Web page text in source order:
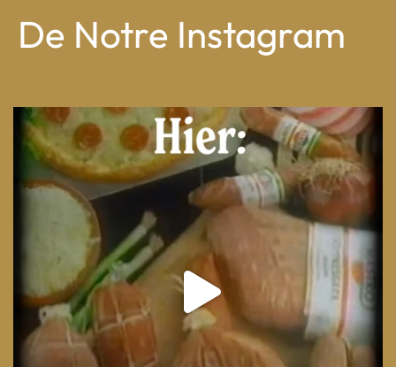
De Notre Instagram
From wood-paneled basements to candlelit condo...
8 0